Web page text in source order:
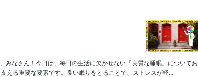
みなさん！今日は、毎日の生活に欠かせない「良質な睡眠」についてお
える重要な要素です。良い眠りをとることで、ストレスが軽...